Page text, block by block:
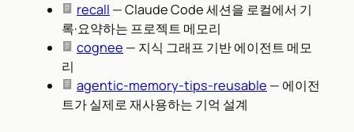
recall — Claude Code 세션을 로컬에서 기
록·요약하는 프로젝트 메모리
cognee — 지식 그래프 기반 에이전트 메모
리
agentic-memory-tips-reusable — 에이전
트가 실제로 재사용하는 기억 설계